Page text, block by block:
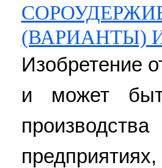
(ВАРИАНТЫ)
Изобретение
и может